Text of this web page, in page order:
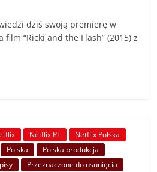
dziś swoją premierę w
“Ricki and the Flash” (2015) z
Netflix PL
Netflix Polska
Polska
Polska produkcja
Przeznaczone do usunięcia